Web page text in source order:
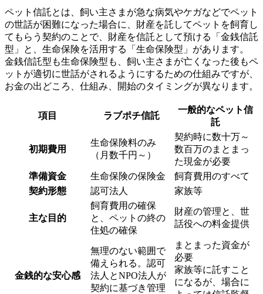
ペット信託とは、飼い主さまが急な病気やケガなどでペット
の世話が困難になった場合に、財産を託してペットを飼育し
てもらう契約のことで、財産を信託として預ける「金銭信託
型」と、生命保険を活用する「生命保険型」があります。
金銭信託型も生命保険型も、飼い主さまが亡くなった後もペ
ットが適切に世話がされるようにするための仕組みですが、
お金の出どころ、仕組み、開始のタイミングが異なります。
項目 ラブポチ信託
一般的なペット信
託
初期費用
生命保険料のみ
（月数千円～）
契約時に数十万～
数百万のまとまっ
た現金が必要
準備資金
生命保険の保険金
飼育費用のすべて
契約形態
認可法人 家族等
主な目的
飼育費用の確保
と、ペットの終の
住処の確保
財産の管理と、世
話役への料金提供
金銭的な安心感
無理のない範囲で
備えられる。認可
法人とNPO法人が
契約に基づき管理
まとまった資金が
必要
家族等に託すこと
になるが、場合に